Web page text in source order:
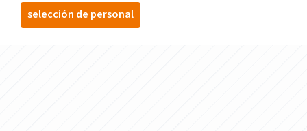
selección de personal